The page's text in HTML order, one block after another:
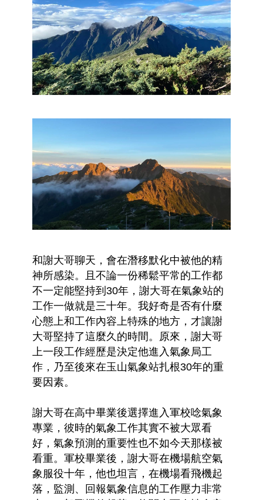
和謝大哥聊天，會在潛移默化中被他的精
神所感染。且不論一份稀鬆平常的工作都
不一定能堅持到30年，謝大哥在氣象站的
工作一做就是三十年。我好奇是否有什麼
心態上和工作內容上特殊的地方，才讓謝
大哥堅持了這麼久的時間。原來，謝大哥
上一段工作經歷是決定他進入氣象局工
作，乃至後來在玉山氣象站扎根30年的重
要因素。
謝大哥在高中畢業後選擇進入軍校唸氣象
專業，彼時的氣象工作其實不被大眾看
好，氣象預測的重要性也不如今天那樣被
看重。軍校畢業後，謝大哥在機場航空氣
象服役十年，他也坦言，在機場看飛機起
落，監測、回報氣象信息的工作壓力非常